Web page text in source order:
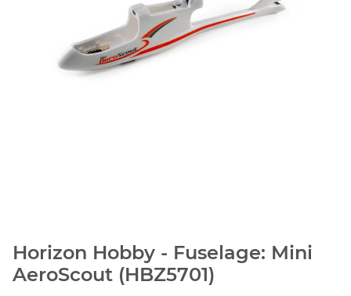
Horizon Hobby - Fuselage: Mini
AeroScout (HBZ5701)